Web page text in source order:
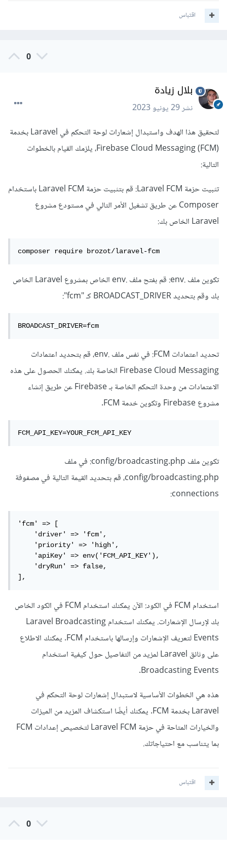
اقتباس
0
بلال زيادة
نشر29 يونيو 2023
لتحقيق هذا الهدف واستبدال إشعارات لوحة التحكم في Laravel بخدمة
Firebase Cloud Messaging (FCM)، يلزمك القيام بالخطوات
التالية:
تثبيت حزمة Laravel FCM: قم بتثبيت حزمة Laravel FCM باستخدام
Composer عن طريق تشغيل الأمر التالي في مستودع مشروع
Laravel الخاص بك:
composer require brozot/laravel-fcm
تكوين ملف .env: قم بفتح ملف .env الخاص بمشروع Laravel الخاص
بك وقم بتحديد BROADCAST_DRIVER كـ "fcm":
BROADCAST_DRIVER=fcm
تحديد اعتمادات FCM: في نفس ملف .env، قم بتحديد اعتمادات
Firebase Cloud Messaging الخاصة بك. يمكنك الحصول على هذه
الاعتمادات من وحدة التحكم الخاصة بـ Firebase عن طريق إنشاء
مشروع Firebase وتكوين خدمة FCM.
FCM_API_KEY=YOUR_FCM_API_KEY
تكوين ملف config/broadcasting.php: في ملف
config/broadcasting.php، قم بتحديد القيمة التالية في مصفوفة
connections:
'fcm' => [
    'driver' => 'fcm',
    'priority' => 'high',
    'apiKey' => env('FCM_API_KEY'),
    'dryRun' => false,
],
استخدام FCM في الكود: الآن يمكنك استخدام FCM في الكود الخاص
بك لإرسال الإشعارات. يمكنك استخدام Laravel Broadcasting
Events لتعريف الإشعارات وإرسالها باستخدام FCM. يمكنك الاطلاع
على وثائق Laravel لمزيد من التفاصيل حول كيفية استخدام
Broadcasting Events.
هذه هي الخطوات الأساسية لاستبدال إشعارات لوحة التحكم في
Laravel بخدمة FCM. يمكنك أيضًا استكشاف المزيد من الميزات
والخيارات المتاحة في حزمة Laravel FCM لتخصيص إعدادات FCM
بما يتناسب مع احتياجاتك.
اقتباس
0